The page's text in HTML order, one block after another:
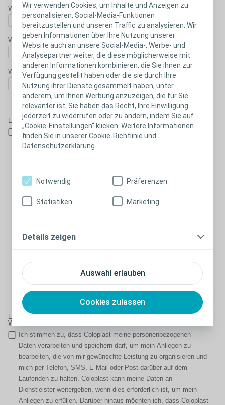
Wir verwenden Cookies, um Inhalte und Anzeigen zu
personalisieren, Social-Media-Funktionen
bereitzustellen und unseren Traffic zu analysieren. Wir
geben Informationen über Ihre Nutzung unserer
Website auch an unsere Social-Media-, Werbe- und
Analysepartner weiter, die diese möglicherweise mit
anderen Informationen kombinieren, die Sie ihnen zur
Verfügung gestellt haben oder die sie durch Ihre
Nutzung ihrer Dienste gesammelt haben, unter
anderem, um Ihnen Werbung anzuzeigen, die für Sie
relevanter ist. Sie haben das Recht, Ihre Einwilligung
jederzeit zu widerrufen oder zu ändern, indem Sie auf
„Cookie-Einstellungen“ klicken. Weitere Informationen
finden Sie in unserer Cookie-Richtlinie und
Datenschutzerklärung.
Auswahl erlauben
Cookies zulassen
Notwendig Präferenzen
Statistiken Marketing
Details zeigen
Welche Versorgung verwenden Sie aktuell?
Welches Produkt nutzen Sie aktuell?
Wie sind Sie auf uns aufmerksam geworden?
Einwilligungserklärung für Produktmusterbestellung
Ich stimme zu, dass Coloplast meine Daten verarbeiten und
speichern darf, um meine Produktmusteranfrage zu erfüllen, mich
Verbesserung von Produkten oder Dienstleistungen - per Telefon,
SMS, E-Mail oder Post kontaktieren zu können. Bei Bedarf kann
Coloplast die Kontaktaufnahmen mit medizinischem
der EU ist möglich, sofern dies für die Geschäftstätigkeit von
widerrufen, indem ich anprivacyrequests@coloplast.com
schreibe. Weitere Informationen finden Sie in den Hinweisen für
die Einwilligungen zur Datenverarbeitung unter
www.coloplast.de/global/datenschutz-einwilligungen
Einwilligungserklärung zur kurzzeitigen Verarbeitung Ihrer Daten und
Werbezwecken
Ich stimmen zu, dass Coloplast meine personenbezogenen
Daten verarbeiten und speichern darf, um mein Anliegen zu
bearbeiten, die von mir gewünschte Leistung zu organisieren und
mich per Telefon, SMS, E-Mail oder Post darüber auf dem
Laufenden zu halten. Coloplast kann meine Daten an
Dienstleister weitergeben, wenn dies erforderlich ist, um mein
Anliegen zu erfüllen. Darüber hinaus möchten ich, dass Coloplast